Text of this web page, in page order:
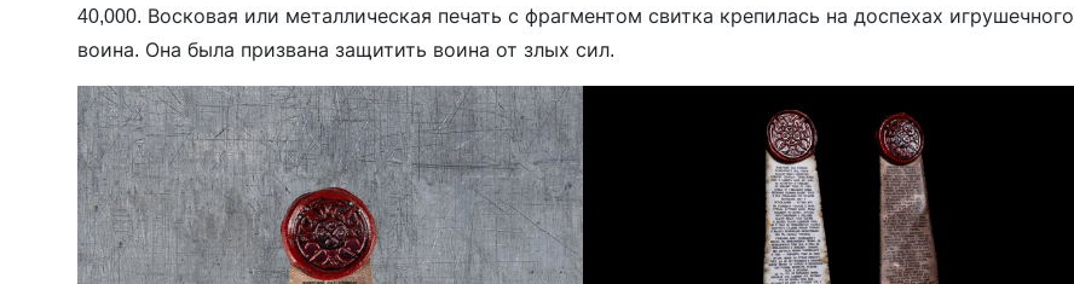
40,000. Восковая или металлическая печать с фрагментом свитка крепилась на доспехах игрушечного
воина. Она была призвана защитить воина от злых сил.